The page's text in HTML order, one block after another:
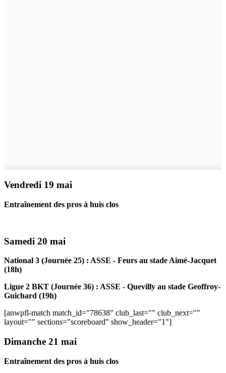
Vendredi 19 mai
Entraînement des pros à huis clos
Samedi 20 mai
National 3 (Journée 25) : ASSE - Feurs au stade Aimé-Jacquet
(18h)
Ligue 2 BKT (Journée 36) : ASSE - Quevilly au stade Geoffroy-
Guichard (19h)
[anwpfl-match match_id="78638" club_last="" club_next=""
layout="" sections="scoreboard" show_header="1"]
Dimanche 21 mai
Entraînement des pros à huis clos